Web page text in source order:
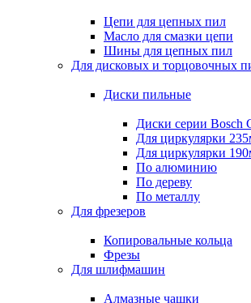
Цепи для цепных пил
Масло для смазки цепи
Шины для цепных пил
Для дисковых и торцовочных
Диски пильные
Диски серии Bosch
Для циркулярки
Для циркулярки
По алюминию
По дереву
По металлу
Для фрезеров
Копировальные кольца
Фрезы
Для шлифмашин
Алмазные чашки